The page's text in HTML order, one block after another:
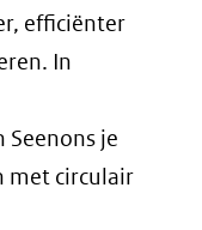
efficiënter
In
Seenons je
met circulair